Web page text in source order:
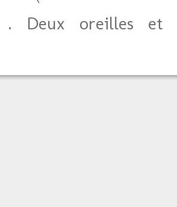
. Deux oreilles et